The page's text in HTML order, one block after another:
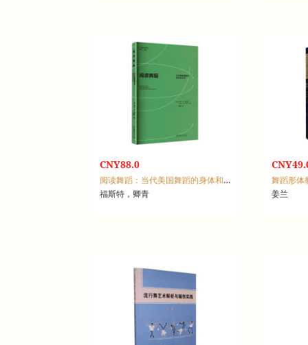
CNY88.0
阅读舞蹈：当代美国舞蹈的身体和主体
福斯特，卿青
舞蹈形体
姜兰